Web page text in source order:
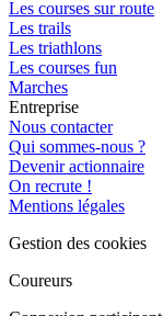
Les courses sur route
Les trails
Les triathlons
Les courses fun
Marches
Entreprise
Nous contacter
Qui sommes-nous ?
Devenir actionnaire
On recrute !
Mentions légales
Gestion des cookies
Coureurs